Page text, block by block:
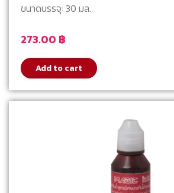
273.00 ฿
ขนาดบรรจุ: 30 มล.
Add to cart